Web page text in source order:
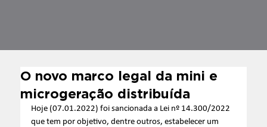
O novo marco legal da mini e
microgeração distribuída
Hoje (07.01.2022) foi sancionada a Lei nº 14.300/2022
que tem por objetivo, dentre outros, estabelecer um